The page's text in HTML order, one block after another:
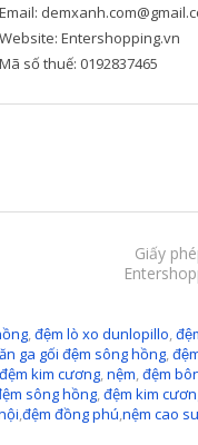
Email:
Website: Entershopping.vn
Mã số thuế: 0192837465
Giấy
đệm lò xo dunlopillo
ga gối đệm sông hồng
đệm kim cương nệm đệm
sông hồng đệm kim
đệm đồng phú nệm cao